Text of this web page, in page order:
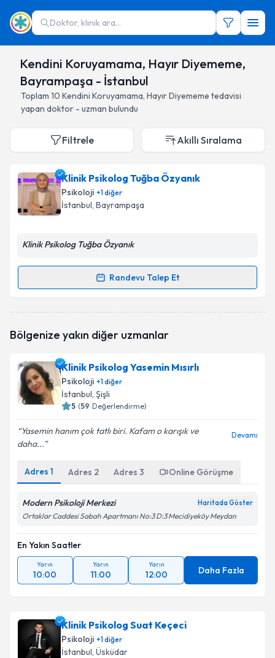
Doktor, klinik ara...
Kendini Koruyamama, Hayır Diyememe,
Bayrampaşa - İstanbul
Toplam 10 Kendini Koruyamama, Hayır Diyememe tedavisi
yapan doktor - uzman bulundu
Filtrele Akıllı Sıralama
Klinik Psikolog Tuğba Özyanık
Psikoloji +1diğer
İstanbul, Bayrampaşa
Klinik Psikolog Tuğba Özyanık
Randevu Talep Et
Randevu Takvimi Talebi
talebi oluşturun. Size bu uzmandan randevu almanız
bilgilendireceğiz.
E-posta Adresiniz
kapsamda işlenmesini kabul ediyorum.
Takvim Talebini Gönder
Bölgenize yakın diğer uzmanlar
Klinik Psikolog Yasemin Mısırlı
Psikoloji +1diğer
İstanbul, Şişli
5 (59 Değerlendirme)
Yasemin hanım çok tatlı biri. Kafam o karışık ve
daha...
Devamı
Adres 1 Adres 2 Adres 3 Online Görüşme
Modern Psikoloji Merkezi Haritada Göster
Ortaklar Caddesi Sabah Apartmanı No:3 D:3 Mecidiyeköy Meydan
En Yakın Saatler
Yarın
10:00
Yarın
11:00
Yarın
12:00 Daha Fazla
Klinik Psikolog Suat Keçeci
Psikoloji +1diğer
İstanbul, Üsküdar